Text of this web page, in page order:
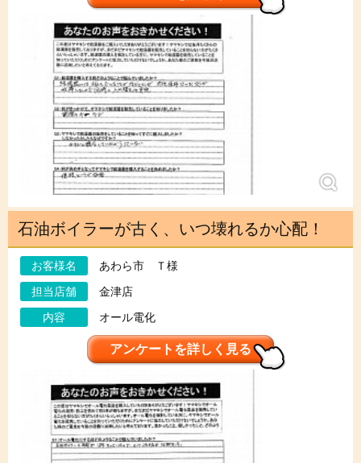
石油ボイラーが古く、いつ壊れるか心配！
お客様名
あわら市 Ｔ様
担当店舗
金津店
内容
オール電化
アンケートを詳しく見る